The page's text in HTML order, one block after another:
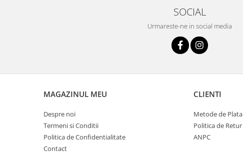
SOCIAL
Urmareste-ne in social media
MAGAZINUL MEU
Despre noi
Termeni si Conditii
Politica de Confidentialitate
Contact
CLIENTI
Metode de Plata
Politica de Retur
ANPC